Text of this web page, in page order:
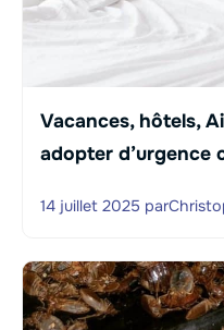
Vacances, hôtels,
adopter d’urgence
14 juillet 2025 par